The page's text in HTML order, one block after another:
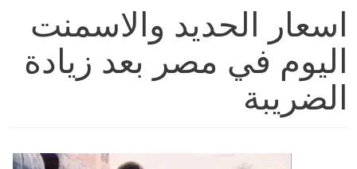
اسعار الحديد والاسمنت
اليوم في مصر بعد زيادة
الضريبة